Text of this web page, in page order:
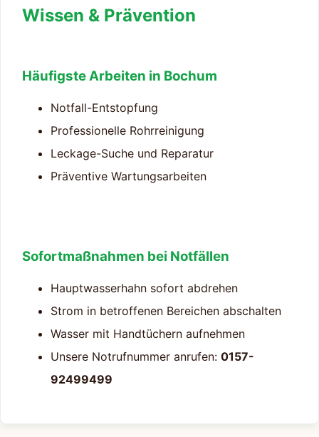
Wissen & Prävention
Häufigste Arbeiten in Bochum
Notfall-Entstopfung
Professionelle Rohrreinigung
Leckage-Suche und Reparatur
Präventive Wartungsarbeiten
Sofortmaßnahmen bei Notfällen
Hauptwasserhahn sofort abdrehen
Strom in betroffenen Bereichen abschalten
Wasser mit Handtüchern aufnehmen
Unsere Notrufnummer anrufen: 0157-
92499499